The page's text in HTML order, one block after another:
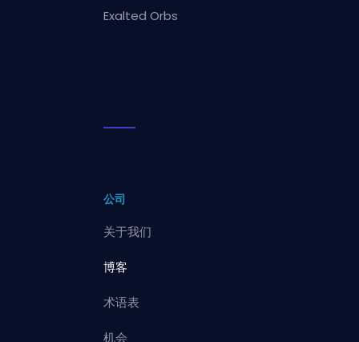
Exalted Orbs
公司
关于我们
博客
术语表
机会